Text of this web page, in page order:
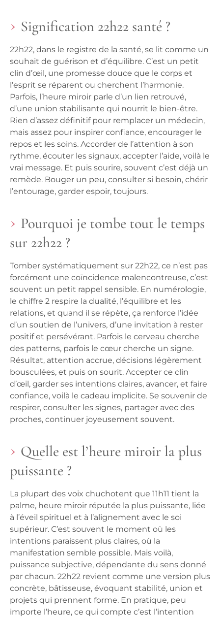
Signification 22h22 santé ?
22h22, dans le registre de la santé, se lit comme un
souhait de guérison et d’équilibre. C’est un petit
clin d’œil, une promesse douce que le corps et
l’esprit se réparent ou cherchent l’harmonie.
Parfois, l’heure miroir parle d’un lien retrouvé,
d’une union stabilisante qui nourrit le bien-être.
Rien d’assez définitif pour remplacer un médecin,
mais assez pour inspirer confiance, encourager le
repos et les soins. Accorder de l’attention à son
rythme, écouter les signaux, accepter l’aide, voilà le
vrai message. Et puis sourire, souvent c’est déjà un
remède. Bouger un peu, consulter si besoin, chérir
l’entourage, garder espoir, toujours.
Pourquoi je tombe tout le temps
sur 22h22 ?
Tomber systématiquement sur 22h22, ce n’est pas
forcément une coïncidence malencontreuse, c’est
souvent un petit rappel sensible. En numérologie,
le chiffre 2 respire la dualité, l’équilibre et les
relations, et quand il se répète, ça renforce l’idée
d’un soutien de l’univers, d’une invitation à rester
positif et persévérant. Parfois le cerveau cherche
des patterns, parfois le cœur cherche un signe.
Résultat, attention accrue, décisions légèrement
bousculées, et puis on sourit. Accepter ce clin
d’œil, garder ses intentions claires, avancer, et faire
confiance, voilà le cadeau implicite. Se souvenir de
respirer, consulter les signes, partager avec des
proches, continuer joyeusement souvent.
Quelle est l’heure miroir la plus
puissante ?
La plupart des voix chuchotent que 11h11 tient la
palme, heure miroir réputée la plus puissante, liée
à l’éveil spirituel et à l’alignement avec le soi
supérieur. C’est souvent le moment où les
intentions paraissent plus claires, où la
manifestation semble possible. Mais voilà,
puissance subjective, dépendante du sens donné
par chacun. 22h22 revient comme une version plus
concrète, bâtisseuse, évoquant stabilité, union et
projets qui prennent forme. En pratique, peu
importe l’heure, ce qui compte c’est l’intention